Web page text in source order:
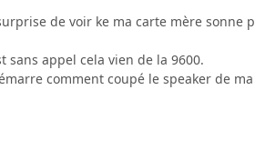
de voir ke ma carte mère sonne
appel cela vien de la 9600.
comment coupé le speaker de